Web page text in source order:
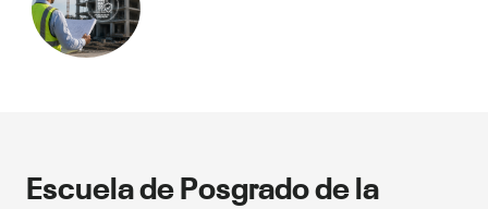
Escuela de Posgrado de la